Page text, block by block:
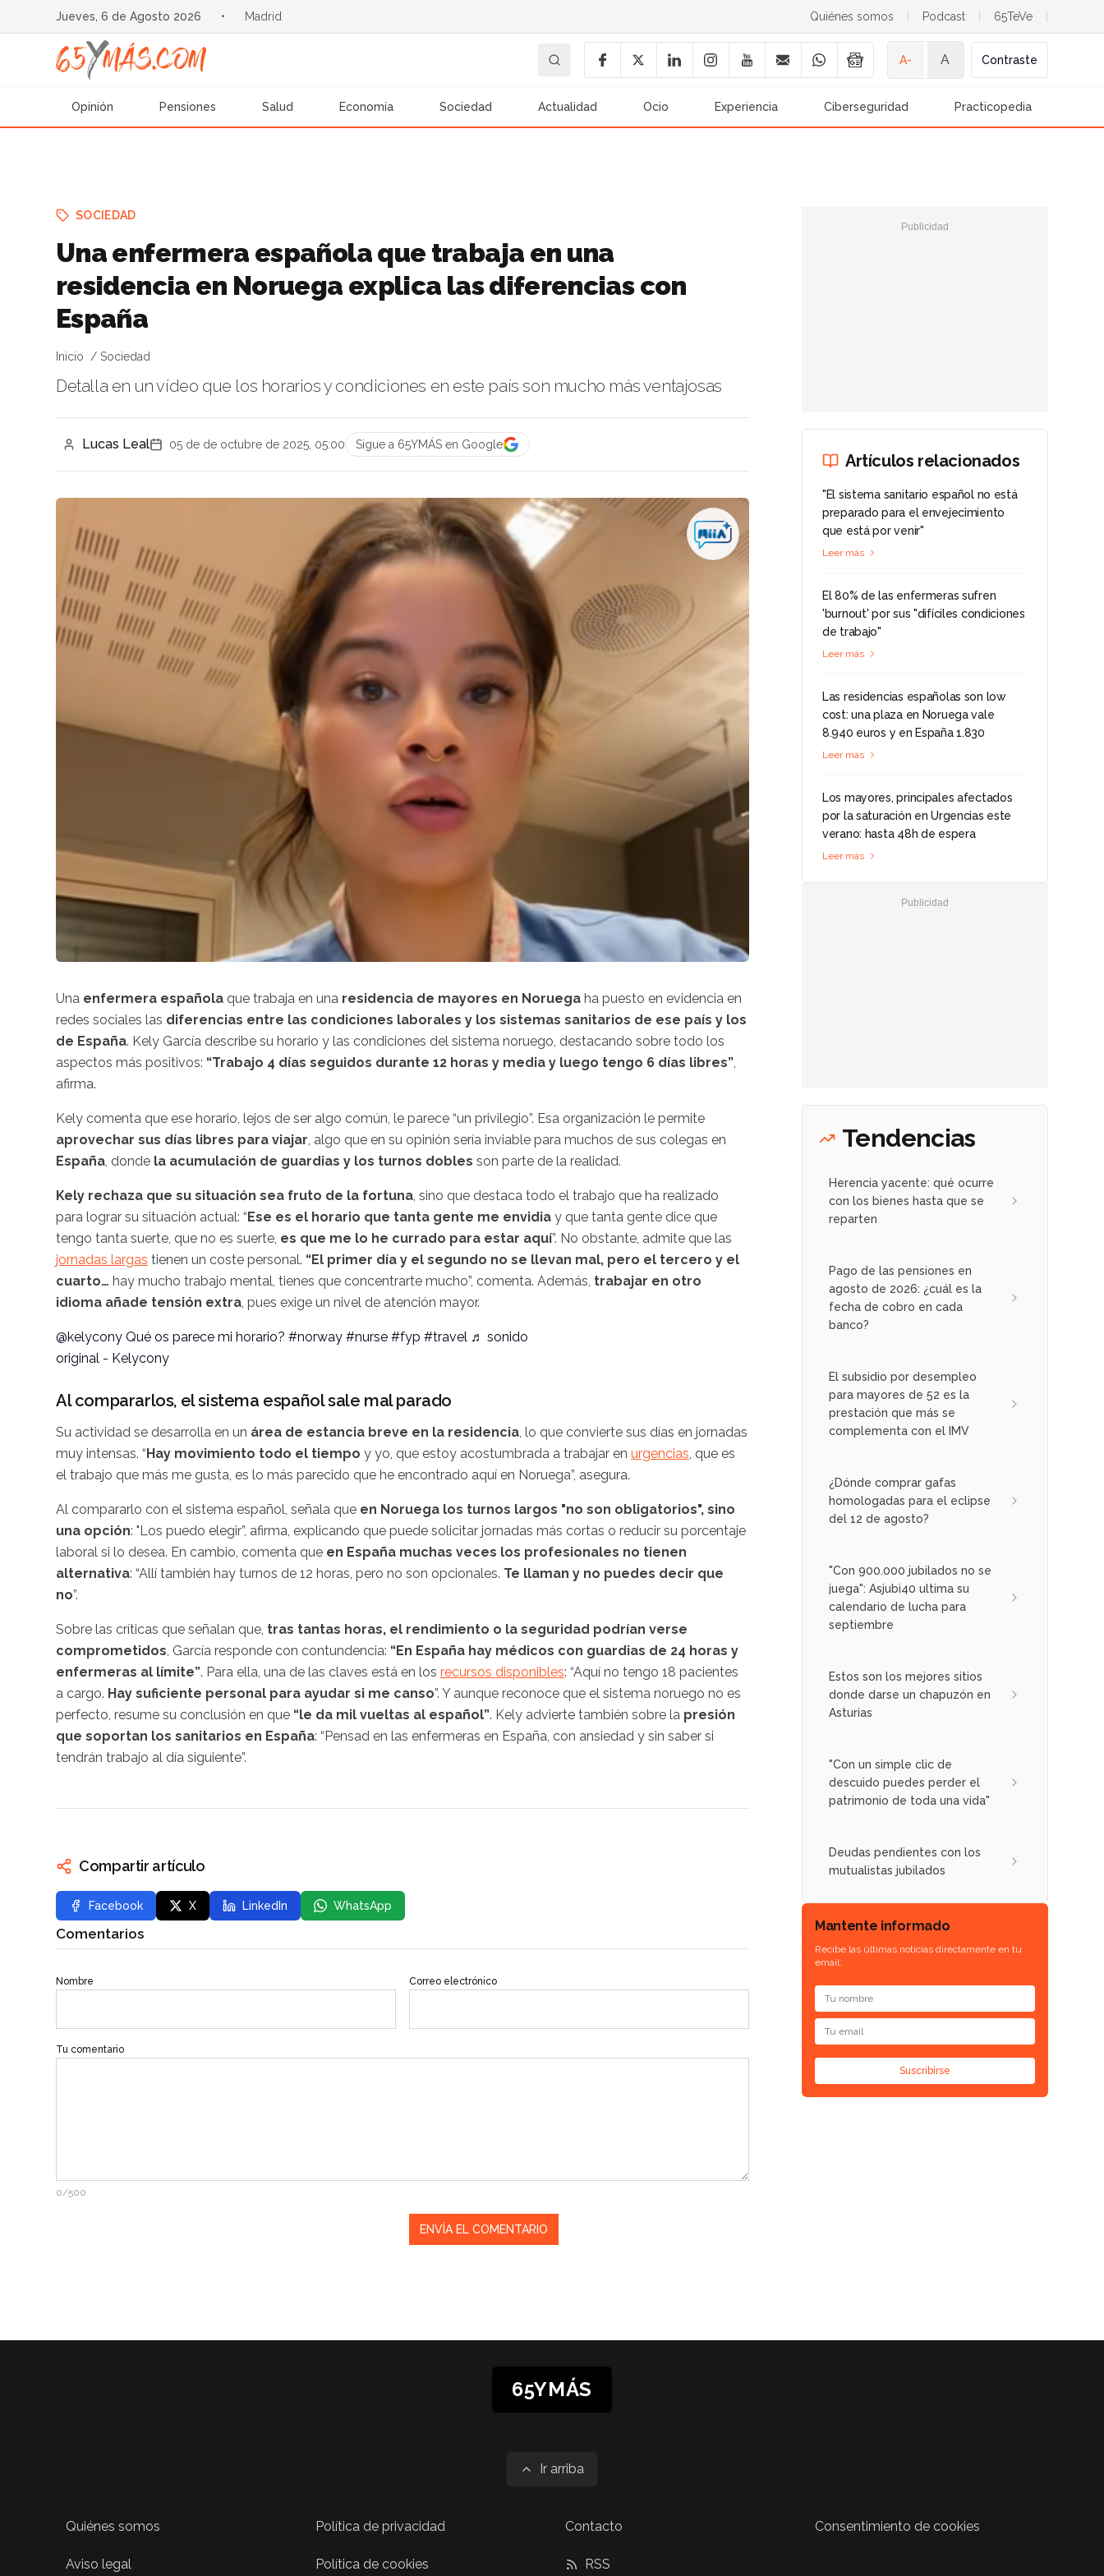
Jueves, 6 de Agosto 2026 • Madrid Quiénes somos Podcast 65TeVe
A- A Contraste
Opinión Pensiones Salud Economía Sociedad Actualidad Ocio Experiencia Ciberseguridad Practicopedia
SOCIEDAD
Una enfermera española que trabaja en una
residencia en Noruega explica las diferencias con
España
Inicio Sociedad
Detalla en un vídeo que los horarios y condiciones en este país son mucho más ventajosas
Lucas Leal 05 de de octubre de 2025, 05:00 Sigue a 65YMÁS en Google
Una enfermera española que trabaja en una residencia de mayores en Noruega ha puesto en evidencia en
redes sociales las diferencias entre las condiciones laborales y los sistemas sanitarios de ese país y los
de España. Kely García describe su horario y las condiciones del sistema noruego, destacando sobre todo los
aspectos más positivos: “Trabajo 4 días seguidos durante 12 horas y media y luego tengo 6 días libres”
afirma.
Kely comenta que ese horario, lejos de ser algo común, le parece “un privilegio”. Esa organización le permite
aprovechar sus días libres para viajar , algo que en su opinión sería inviable para muchos de sus colegas en
España , donde la acumulación de guardias y los turnos dobles son parte de la realidad.
Kely rechaza que su situación sea fruto de la fortuna , sino que destaca todo el trabajo que ha realizado
para lograr su situación actual: “Ese es el horario que tanta gente me envidia y que tanta gente dice que
tengo tanta suerte, que no es suerte, es que me lo he currado para estar aquí”. No obstante, admite que las
jornadas largas tienen un coste personal. “El primer día y el segundo no se llevan mal, pero el tercero y el
cuarto… hay mucho trabajo mental, tienes que concentrarte mucho”, comenta. Además, trabajar en otro
idioma añade tensión extra , pues exige un nivel de atención mayor.
@kelycony Qué os parece mi horario? #norway #nurse #fyp #travel ♬ sonido
original - Kelycony
Al compararlos, el sistema español sale mal parado
Su actividad se desarrolla en un área de estancia breve en la residencia , lo que convierte sus días en jornadas
muy intensas. “Hay movimiento todo el tiempo y yo, que estoy acostumbrada a trabajar en urgencias , que es
el trabajo que más me gusta, es lo más parecido que he encontrado aquí en Noruega”, asegura.
Al compararlo con el sistema español, señala que en Noruega los turnos largos "no son obligatorios", sino
una opción: "Los puedo elegir”, afirma, explicando que puede solicitar jornadas más cortas o reducir su porcentaje
laboral si lo desea. En cambio, comenta que en España muchas veces los profesionales no tienen
alternativa: “Allí también hay turnos de 12 horas, pero no son opcionales. Te llaman y no puedes decir que
no”.
Sobre las críticas que señalan que, tras tantas horas, el rendimiento o la seguridad podrían verse
comprometidos , García responde con contundencia: “En España hay médicos con guardias de 24 horas y
enfermeras al límite”. Para ella, una de las claves está en los recursos disponibles: “Aquí no tengo 18 pacientes
a cargo. Hay suficiente personal para ayudar si me canso”. Y aunque reconoce que el sistema noruego no es
perfecto, resume su conclusión en que “le da mil vueltas al español”. Kely advierte también sobre la presión
que soportan los sanitarios en España: “Pensad en las enfermeras en España, con ansiedad y sin saber si
tendrán trabajo al día siguiente”.
Compartir artículo
Facebook X LinkedIn WhatsApp
Comentarios
Nombre Correo electrónico
Tu comentario
0/500
Artículos relacionados
"El sistema sanitario español no está
preparado para el envejecimiento
que está por venir"
Leer más
El 80% de las enfermeras sufren
'burnout' por sus "difíciles condiciones
de trabajo"
Leer más
Las residencias españolas son low
cost: una plaza en Noruega vale
8.940 euros y en España 1.830
Leer más
Los mayores, principales afectados
por la saturación en Urgencias este
verano: hasta 48h de espera
Leer más
Tendencias
Herencia yacente: qué ocurre
con los bienes hasta que se
reparten
Pago de las pensiones en
agosto de 2026: ¿cuál es la
fecha de cobro en cada
banco?
El subsidio por desempleo
para mayores de 52 es la
prestación que más se
complementa con el IMV
¿Dónde comprar gafas
homologadas para el eclipse
del 12 de agosto?
"Con 900.000 jubilados no se
juega": Asjubi40 ultima su
calendario de lucha para
septiembre
Estos son los mejores sitios
donde darse un chapuzón en
Asturias
"Con un simple clic de
descuido puedes perder el
patrimonio de toda una vida"
Deudas pendientes con los
mutualistas jubilados
Mantente informado
Recibe las últimas noticias directamente en tu
email.
Suscribirse
65YMÁS
Ir arriba
Quiénes somos
Aviso legal
Política de privacidad
Política de cookies
Contacto
RSS
Consentimiento de cookies